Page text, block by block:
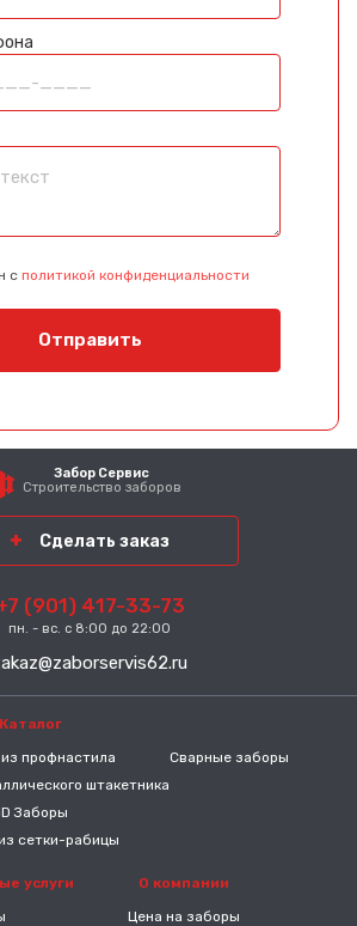
с политикой конфиденциальности
Отправить
Забор Сервис
Строительство заборов
Сделать заказ
(901) 417-33-73
пн. - вс. с 8:00 до 22:00
Каталог
профнастила
штакетника
Заборы
сетки-рабицы
Сварные заборы
услуги
О компании
Цена на заборы